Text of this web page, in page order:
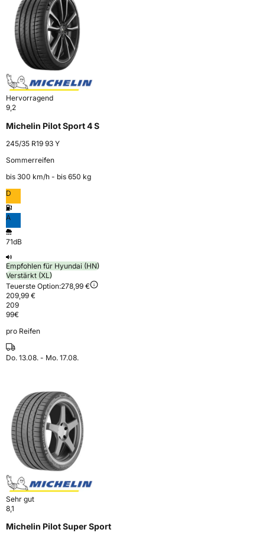
Hervorragend
9,2
Michelin Pilot Sport 4 S
245/35 R19 93 Y
Sommerreifen
bis 300 km⁠/⁠h - bis 650 kg
D
A
71dB
Empfohlen für Hyundai (HN)
Verstärkt (XL)
Teuerste Option:278,99 €
209,99 €
209
99€
pro Reifen
Do. 13.08. - Mo. 17.08.
Sehr gut
8,1
Michelin Pilot Super Sport